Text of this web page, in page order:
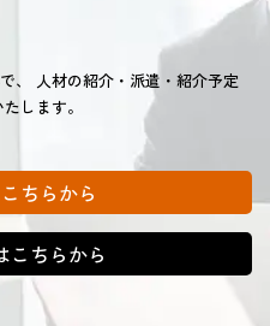
、
人材の紹介・派遣・紹介予定
します。
ちらから
こちらから